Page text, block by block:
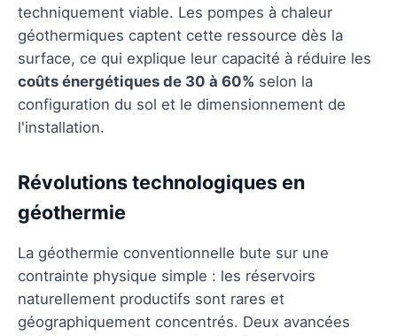
techniquement viable. Les pompes à chaleur
géothermiques captent cette ressource dès la
surface, ce qui explique leur capacité à réduire les
coûts énergétiques de 30 à 60% selon la
configuration du sol et le dimensionnement de
l'installation.
Révolutions technologiques en
géothermie
La géothermie conventionnelle bute sur une
contrainte physique simple : les réservoirs
naturellement productifs sont rares et
géographiquement concentrés. Deux avancées